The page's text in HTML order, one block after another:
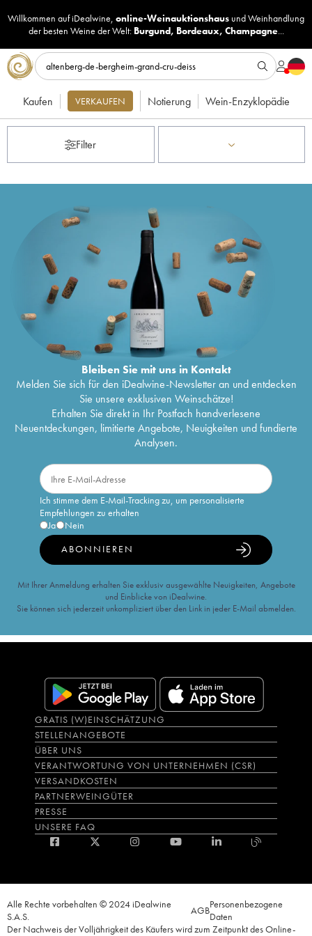
Willkommen auf iDealwine, online-Weinauktionshaus undWeinhandlung
der besten Weine der Welt: Burgund, Bordeaux, Champagne...
Kaufen VERKAUFEN Notierung Wein-Enzyklopädie
Filter
Bleiben Sie mit uns in Kontakt
Melden Sie sich für den iDealwine-Newsletter an und entdecken
Sie unsere exklusiven Weinschätze!
Erhalten Sie direkt in Ihr Postfach handverlesene
Neuentdeckungen, limitierte Angebote, Neuigkeiten und fundierte
Analysen.
Ich stimme dem E-Mail-Tracking zu, um personalisierte
Empfehlungen zu erhalten
Ja
Nein
ABONNIEREN
Mit Ihrer Anmeldung erhalten Sie exklusiv ausgewählte Neuigkeiten, Angebote
und Einblicke von iDealwine.
Sie können sich jederzeit unkompliziert über den Link in jeder E-Mail abmelden.
GRATIS (W)EINSCHÄTZUNG
STELLENANGEBOTE
ÜBER UNS
VERANTWORTUNG VON UNTERNEHMEN (CSR)
VERSANDKOSTEN
PARTNERWEINGÜTER
PRESSE
UNSERE FAQ
Alle Rechte vorbehalten © 2024 iDealwine
S.A.S.
AGBPersonenbezogene
Daten
Der Nachweis der Volljährigkeit des Käufers wird zum Zeitpunkt des Online-